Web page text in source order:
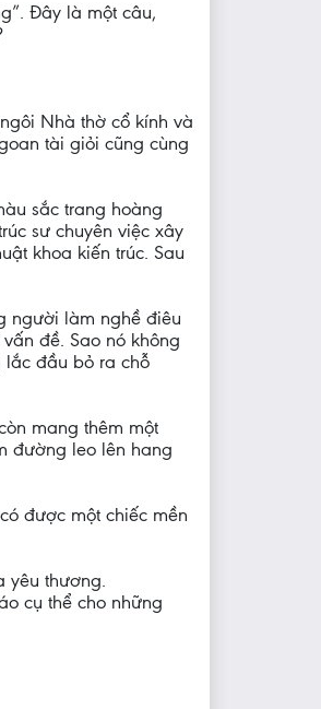
Đây là một câu,
Nhà thờ cổ kính và
tài giỏi cũng cùng
sắc trang hoàng
sư chuyên việc xây
khoa kiến trúc. Sau
người làm nghề điêu
đề. Sao nó không
lắc đầu bỏ ra chỗ
mang thêm một
đường leo lên hang
được một chiếc mền
yêu thương.
cụ thể cho những